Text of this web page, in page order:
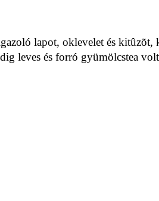
lapot, oklevelet és kitûzõt,
leves és forró gyümölcstea